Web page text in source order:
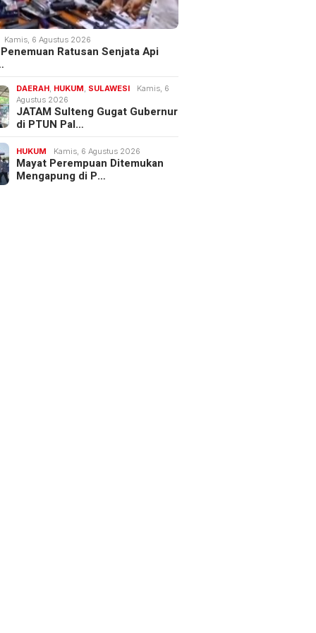
Kamis, 6 Agustus 2026
Ratusan Senjata Api
DAERAH, HUKUM, SULAWESI
Kamis, 6
Agustus 2026
JATAM Sulteng Gugat Gubernur
di PTUN Pal…
HUKUM Kamis, 6 Agustus 2026
Mayat Perempuan Ditemukan
Mengapung di P…